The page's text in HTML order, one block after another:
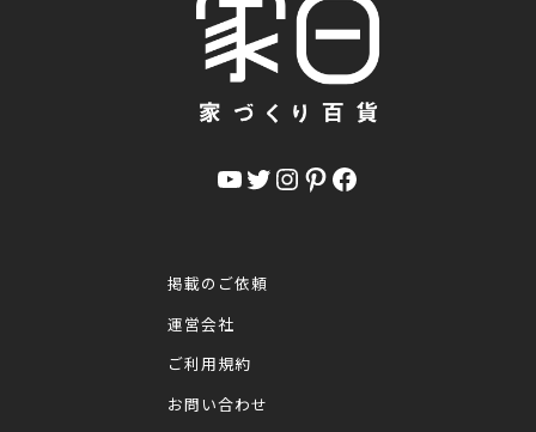
YouTube Twitter InstagramPinterest Facebook
掲載のご依頼
運営会社
ご利用規約
お問い合わせ